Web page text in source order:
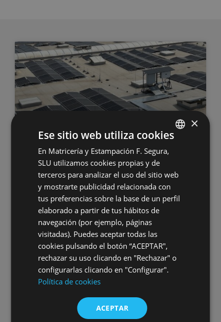
Puesta en marcha de la 2ª planta
fotovoltaica de Grupo Segura
SPANISH
ENGLISH
HUNGARIAN
×
Ese sitio web utiliza cookies
En Matricería y Estampación F. Segura,
SLU utilizamos cookies propias y de
terceros para analizar el uso del sitio web
y mostrarte publicidad relacionada con
tus preferencias sobre la base de un perfil
elaborado a partir de tus hábitos de
navegación (por ejemplo, páginas
visitadas). Puedes aceptar todas las
cookies pulsando el botón “ACEPTAR",
rechazar su uso clicando en "Rechazar" o
configurarlas clicando en "Configurar".
Política de cookies
ACEPTAR